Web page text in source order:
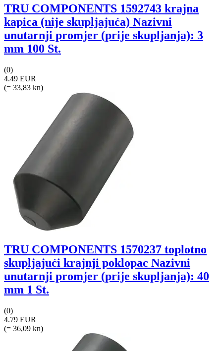
TRU COMPONENTS 1592743 krajna
kapica (nije skupljajuća) Nazivni
unutarnji promjer (prije skupljanja): 3
mm 100 St.
(0)
4.49 EUR
(= 33,83 kn)
TRU COMPONENTS 1570237 toplotno
skupljajući krajnji poklopac Nazivni
unutarnji promjer (prije skupljanja): 40
mm 1 St.
(0)
4.79 EUR
(= 36,09 kn)